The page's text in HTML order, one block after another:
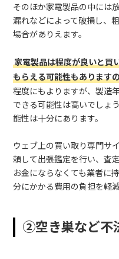
そのほか家電製品の中には
漏れなどによって破損し、
場合がありえます。
家電製品は程度が良いと買
もらえる可能性もあります
程度にもよりますが、製造
できる可能性は高いでしょ
能性は十分にあります。
ウェブ上の買い取り専門サ
頼して出張鑑定を行い、査
お金にならなくても業者に
分にかかる費用の負担を軽減
②空き巣など不